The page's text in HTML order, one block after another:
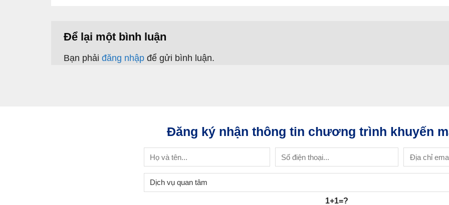
Để lại một bình luận
Bạn phải đăng nhập để gửi bình luận.
Đăng ký nhận thông tin chương trình khuyến
1+1=?